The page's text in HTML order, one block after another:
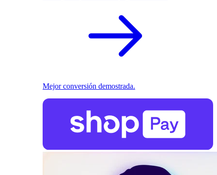
Mejor conversión demostrada.